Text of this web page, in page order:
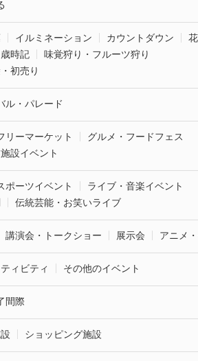
イルミネーション カウントダウン
時記
味覚狩り・フルーツ狩り
初売り
ル・パレード
リーマーケット
グルメ・フードフェス
設イベント
ポーツイベント
ライブ・音楽イベント
伝統芸能・お笑いライブ
講演会・トークショー 展示会 アニメ
ィビティ その他のイベント
間際
ショッピング施設